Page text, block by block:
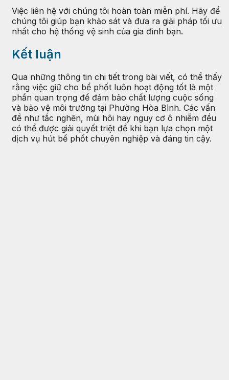
Việc liên hệ với chúng tôi hoàn toàn miễn phí. Hãy để
chúng tôi giúp bạn khảo sát và đưa ra giải pháp tối ưu
nhất cho hệ thống vệ sinh của gia đình bạn.
Kết luận
Qua những thông tin chi tiết trong bài viết, có thể thấy
rằng việc giữ cho bể phốt luôn hoạt động tốt là một
phần quan trọng để đảm bảo chất lượng cuộc sống
và bảo vệ môi trường tại Phường Hòa Bình. Các vấn
đề như tắc nghẽn, mùi hôi hay nguy cơ ô nhiễm đều
có thể được giải quyết triệt để khi bạn lựa chọn một
dịch vụ hút bể phốt chuyên nghiệp và đáng tin cậy.